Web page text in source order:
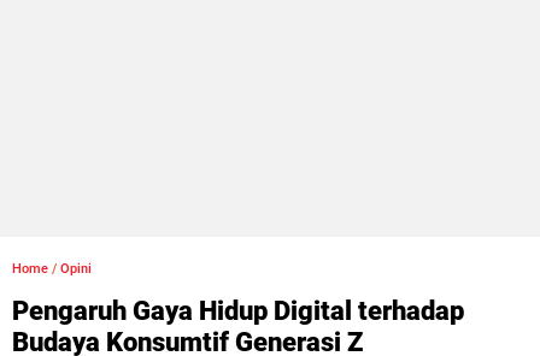
Home / Opini
Pengaruh Gaya Hidup Digital terhadap
Budaya Konsumtif Generasi Z